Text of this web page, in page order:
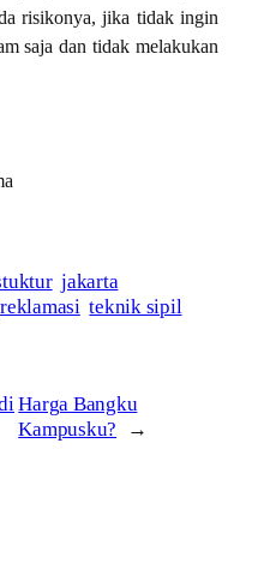
risikonya, jika tidak ingin
saja dan tidak melakukan
jakarta
reklamasi teknik sipil
Harga Bangku
Kampusku?
→